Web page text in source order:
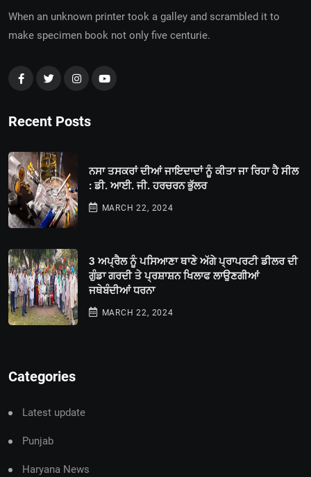
When an unknown printer took a galley and scrambled it to
make specimen book not only five centurie.
Recent Posts
ਨਸਾ ਤਸਕਰਾਂ ਦੀਆਂ ਜਾਇਦਾਦਾਂ ਨੂੰ ਕੀਤਾ ਜਾ ਰਿਹਾ ਹੈ ਸੀਲ
: ਡੀ. ਆਈ. ਜੀ. ਹਰਚਰਨ ਭੁੱਲਰ
MARCH 22, 2024
3 ਅਪ੍ਰੈਲ ਨੂੰ ਪਸਿਆਣਾ ਥਾਣੇ ਅੱਗੇ ਪ੍ਰਾਪਰਟੀ ਡੀਲਰ ਦੀ
ਗੁੰਡਾ ਗਰਦੀ ਤੇ ਪ੍ਰਸ਼ਾਸ਼ਨ ਖਿਲਾਫ ਲਾਉਣਗੀਆਂ
ਜਥੇਬੰਦੀਆਂ ਧਰਨਾ
MARCH 22, 2024
Categories
Latest update
Punjab
Haryana News